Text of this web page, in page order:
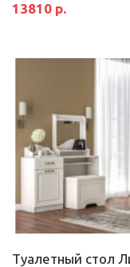
13810 р.
Туалетный стол